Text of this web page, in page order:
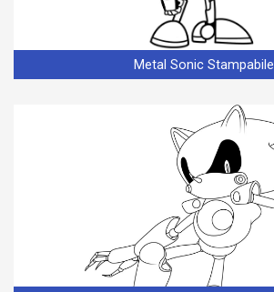
Metal Sonic Stampabile